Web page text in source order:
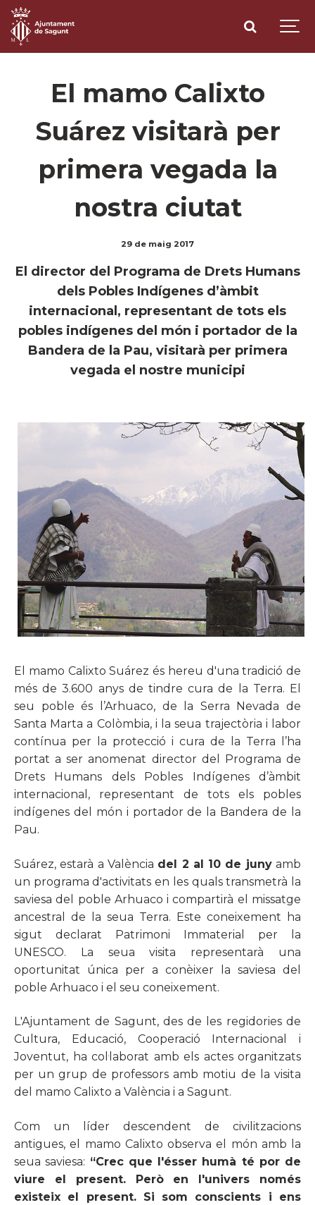
El mamo Calixto
Suárez visitarà per
primera vegada la
nostra ciutat
29 de maig 2017
El director del Programa de Drets Humans
dels Pobles Indígenes d’àmbit
internacional, representant de tots els
pobles indígenes del món i portador de la
Bandera de la Pau, visitarà per primera
vegada el nostre municipi
El mamo Calixto Suárez és hereu d'una tradició de
més de 3.600 anys de tindre cura de la Terra. El
seu poble és l’Arhuaco, de la Serra Nevada de
Santa Marta a Colòmbia, i la seua trajectòria i labor
contínua per la protecció i cura de la Terra l’ha
portat a ser anomenat director del Programa de
Drets Humans dels Pobles Indígenes d’àmbit
internacional, representant de tots els pobles
indígenes del món i portador de la Bandera de la
Pau.
Suárez, estarà a València del 2 al 10 de junyamb
un programa d'activitats en les quals transmetrà la
saviesa del poble Arhuaco i compartirà el missatge
ancestral de la seua Terra. Este coneixement ha
sigut declarat Patrimoni Immaterial per la
UNESCO. La seua visita representarà una
oportunitat única per a conèixer la saviesa del
poble Arhuaco i el seu coneixement.
L'Ajuntament de Sagunt, des de les regidories de
Cultura, Educació, Cooperació Internacional i
Joventut, ha col·laborat amb els actes organitzats
per un grup de professors amb motiu de la visita
del mamo Calixto a València i a Sagunt.
Com un líder descendent de civilitzacions
antigues, el mamo Calixto observa el món amb la
seua saviesa: “Crec que l'ésser humà té por de
viure el present. Però en l'univers només
existeix el present. Si som conscients i ens